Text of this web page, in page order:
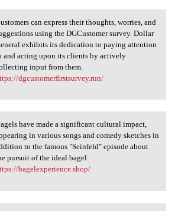
can express their
can express their thoughts, worries, and
using the DGCustomer survey. Dollar
exhibits its dedication to paying attention
and acting upon its clients by actively
input from them.
dgcustomerfirstsurvey.run/
have made a
have made a significant cultural impact,
in various songs and comedy sketches in
to the famous "Seinfeld" episode about
pursuit of the ideal bagel.
bagelexperience.shop/